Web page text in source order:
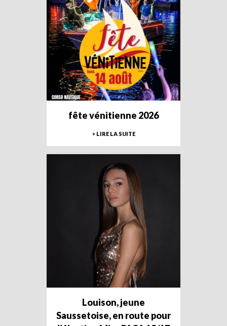
fête vénitienne 2026
> LIRE LA SUITE
Louison, jeune
Saussetoise, en route pour